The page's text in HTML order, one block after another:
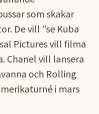
som skakar
De vill ”se Kuba
Pictures vill filma
Chanel vill lansera
och Rolling
i mars